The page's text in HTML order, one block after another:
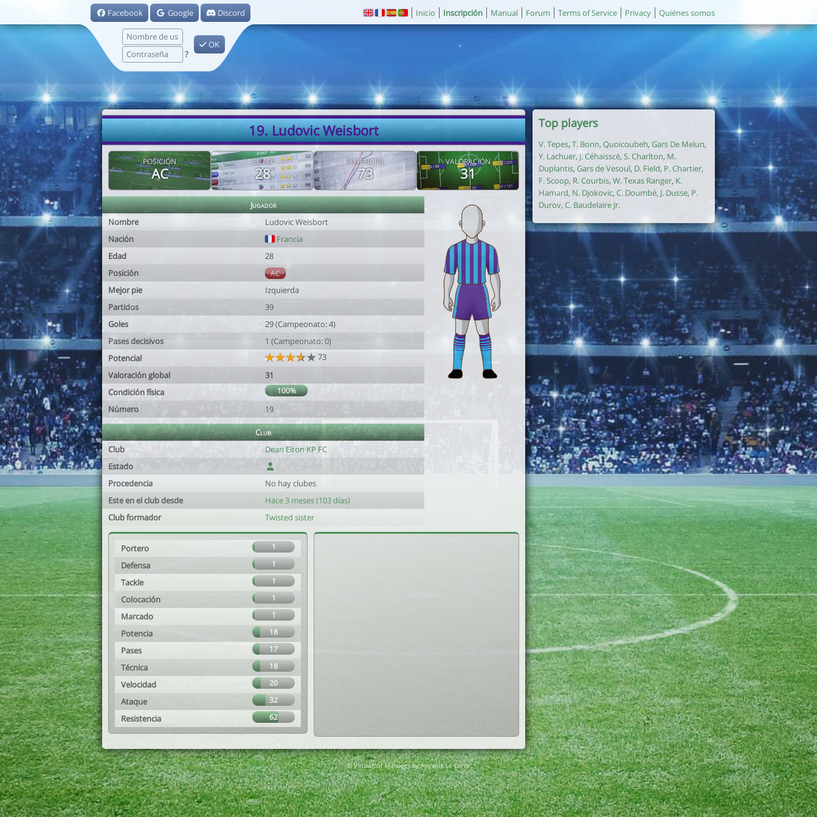
Facebook Google Discord
?
OK
Inicio Inscripción Manual Forum Terms of Service Privacy Quiénes somos
19. Ludovic Weisbort
POSICIÓN
AC
EDAD
28
POTENCIAL
73
VALORACIÓN
31
Jugador
Nombre
Ludovic Weisbort
Nación
Francia
Edad
28
Posición
AC
Mejor pie
Izquierda
Partidos
39
Goles
29 (Campeonato: 4)
Pases decisivos
1 (Campeonato: 0)
Potencial
73
Valoración global
31
Condición física
100%
Número 19
Club
Club
Dean Elton KP FC
Estado
Procedencia
No hay clubes
Este en el club desde
Hace 3 meses (103 días)
Club formador
Twisted sister
Portero 1
Defensa 1
Tackle 1
Colocación 1
Marcado 1
Potencia 18
Pases 17
Técnica 18
Velocidad 20
Ataque 32
Resistencia 62
Top players
V. Tepes, T. Bonn, Quoicoubeh, Gars De Melun,
Y. Lachuer, J. Céhaisscé, S. Charlton, M.
Duplantis, Gars de Vesoul, D. Field, P. Chartier,
F. Scoop, R. Courbis, W. Texas Ranger, K.
Hamard, N. Djokovic, C. Doumbé, J. Dusse, P.
Durov,C. Baudelaire Jr.
© Virtuafoot Manager by Aymeric Le Corre